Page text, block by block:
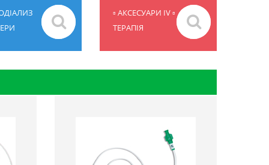
▫ АКСЕСУАРИ IV ▫
ТЕРАПІЯ